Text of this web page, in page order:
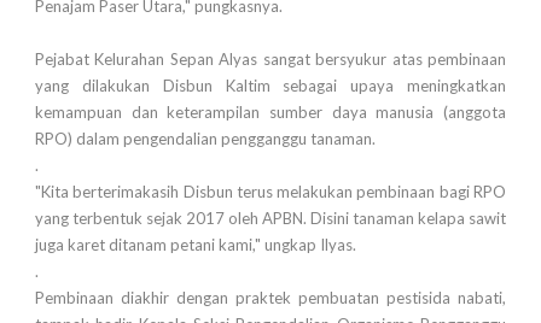
Penajam Paser Utara," pungkasnya.
Pejabat Kelurahan Sepan Alyas sangat bersyukur atas pembinaan
yang dilakukan Disbun Kaltim sebagai upaya meningkatkan
kemampuan dan keterampilan sumber daya manusia (anggota
RPO) dalam pengendalian pengganggu tanaman.
.
"Kita berterimakasih Disbun terus melakukan pembinaan bagi RPO
yang terbentuk sejak 2017 oleh APBN. Disini tanaman kelapa sawit
juga karet ditanam petani kami," ungkap Ilyas.
.
Pembinaan diakhir dengan praktek pembuatan pestisida nabati,